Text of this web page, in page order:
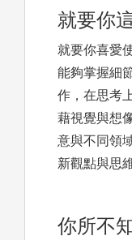
就要你
就要你喜愛
能夠掌握細
作，在思考
藉視覺與想
意與不同領
新觀點與思
你所不